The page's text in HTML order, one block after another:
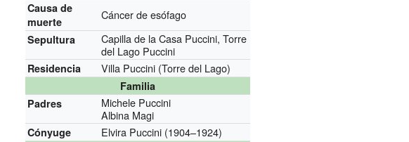
Causa de
muerte
Cáncer de esófago
Sepultura
Capilla de la Casa Puccini, Torre
del Lago Puccini
Residencia Villa Puccini (Torre del Lago)
Familia
Padres
Michele Puccini
Albina Magi
Cónyuge Elvira Puccini (1904–1924)